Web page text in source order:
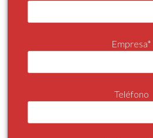
Empresa*
Teléfono